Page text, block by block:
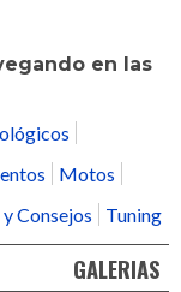
en las
Motos
Consejos Tuning
GALERIAS